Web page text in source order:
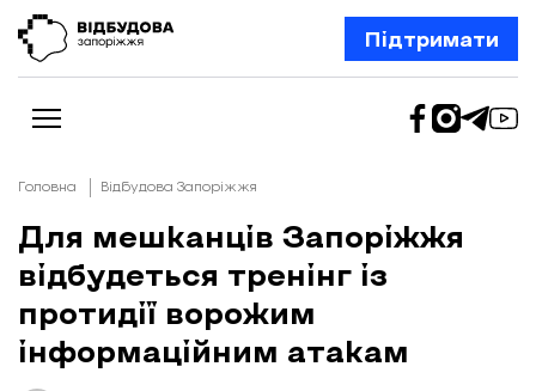
Підтримати
Новини
Відбудова Запоріжжя
Ексклюзив
Бізнес
Шлях додому
Головна Відбудова Запоріжжя
Для мешканців Запоріжжя
відбудеться тренінг із
протидії ворожим
інформаційним атакам